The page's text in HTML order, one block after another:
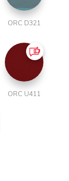
ORC D321
ORC U411